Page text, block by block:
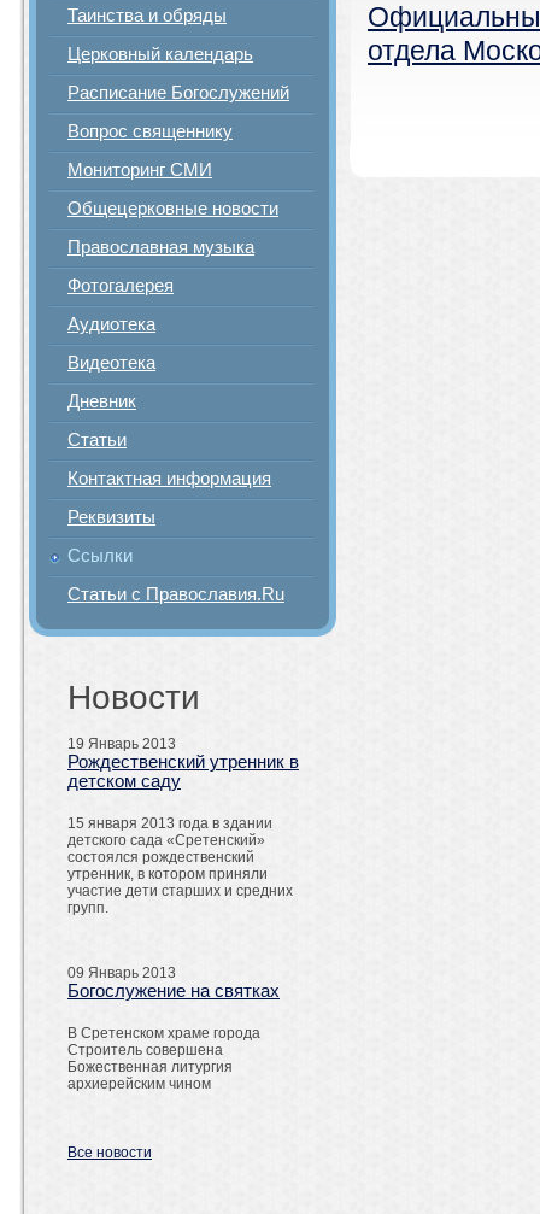
Таинства и обряды
Церковный календарь
Расписание Богослужений
Вопрос священнику
Мониторинг СМИ
Общецерковные новости
Православная музыка
Фотогалерея
Аудиотека
Видеотека
Дневник
Статьи
Контактная информация
Реквизиты
Ссылки
Статьи с Православия.Ru
Новости
19 Январь 2013
Рождественский утренник в
детском саду
15 января 2013 года в здании
детского сада «Сретенский»
состоялся рождественский
утренник, в котором приняли
участие дети старших и средних
групп.
09 Январь 2013
Богослужение на святках
В Сретенском храме города
Строитель совершена
Божественная литургия
архиерейским чином
Все новости
отдела